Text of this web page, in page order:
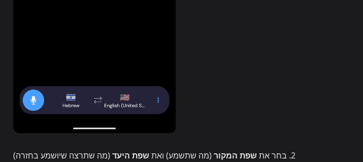
בחר אתשפת המקור(מה שתשמע) ואתשפת היעד(מה שתרצה שיושמע בחזרה)